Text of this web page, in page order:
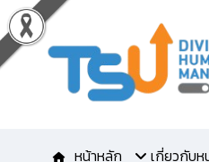
หน้าหลัก เกี่ยวกับห